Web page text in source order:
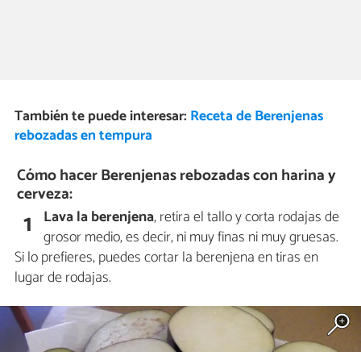
También te puede interesar: Receta de Berenjenas
rebozadas en tempura
Cómo hacer Berenjenas rebozadas con harina y
cerveza:
1 Lava la berenjena, retira el tallo y corta rodajas de
grosor medio, es decir, ni muy finas ni muy gruesas.
Si lo prefieres, puedes cortar la berenjena en tiras en
lugar de rodajas.